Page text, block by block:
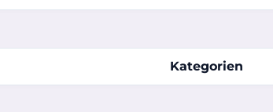
Kategorien